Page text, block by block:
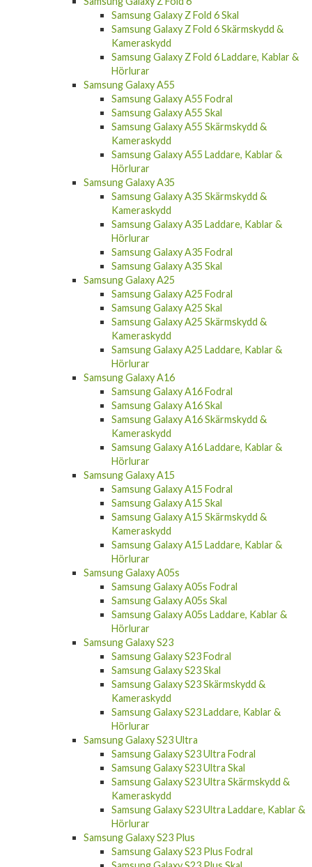
Samsung Galaxy Z Fold 6 Skal
Samsung Galaxy Z Fold 6 Skärmskydd &
Kameraskydd
Samsung Galaxy Z Fold 6 Laddare, Kablar &
Hörlurar
Samsung Galaxy A55
Samsung Galaxy A55 Fodral
Samsung Galaxy A55 Skal
Samsung Galaxy A55 Skärmskydd &
Kameraskydd
Samsung Galaxy A55 Laddare, Kablar &
Hörlurar
Samsung Galaxy A35
Samsung Galaxy A35 Skärmskydd &
Kameraskydd
Samsung Galaxy A35 Laddare, Kablar &
Hörlurar
Samsung Galaxy A35 Fodral
Samsung Galaxy A35 Skal
Samsung Galaxy A25
Samsung Galaxy A25 Fodral
Samsung Galaxy A25 Skal
Samsung Galaxy A25 Skärmskydd &
Kameraskydd
Samsung Galaxy A25 Laddare, Kablar &
Hörlurar
Samsung Galaxy A16
Samsung Galaxy A16 Fodral
Samsung Galaxy A16 Skal
Samsung Galaxy A16 Skärmskydd &
Kameraskydd
Samsung Galaxy A16 Laddare, Kablar &
Hörlurar
Samsung Galaxy A15
Samsung Galaxy A15 Fodral
Samsung Galaxy A15 Skal
Samsung Galaxy A15 Skärmskydd &
Kameraskydd
Samsung Galaxy A15 Laddare, Kablar &
Hörlurar
Samsung Galaxy A05s
Samsung Galaxy A05s Fodral
Samsung Galaxy A05s Skal
Samsung Galaxy A05s Laddare, Kablar &
Hörlurar
Samsung Galaxy S23
Samsung Galaxy S23 Fodral
Samsung Galaxy S23 Skal
Samsung Galaxy S23 Skärmskydd &
Kameraskydd
Samsung Galaxy S23 Laddare, Kablar &
Hörlurar
Samsung Galaxy S23 Ultra
Samsung Galaxy S23 Ultra Fodral
Samsung Galaxy S23 Ultra Skal
Samsung Galaxy S23 Ultra Skärmskydd &
Kameraskydd
Samsung Galaxy S23 Ultra Laddare, Kablar &
Hörlurar
Samsung Galaxy S23 Plus
Samsung Galaxy S23 Plus Fodral